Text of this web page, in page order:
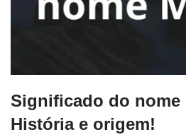
Significado do nome
História e origem!